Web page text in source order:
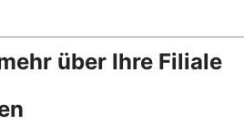
über Ihre Filiale